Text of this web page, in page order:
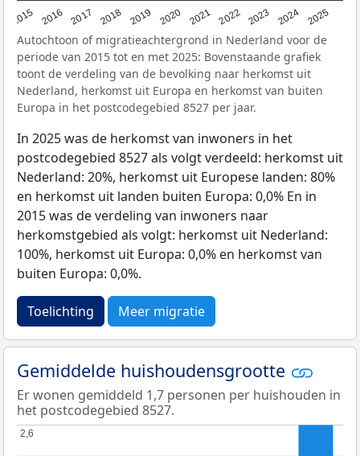
2015 2016 2017 2018 2019 2020 2021 2022 2023 2024 2025
Autochtoon of migratieachtergrond in Nederland voor de
periode van 2015 tot en met 2025: Bovenstaande grafiek
toont de verdeling van de bevolking naar herkomst uit
Nederland, herkomst uit Europa en herkomst van buiten
Europa in het postcodegebied 8527 per jaar.
In 2025 was de herkomst van inwoners in het
postcodegebied 8527 als volgt verdeeld: herkomst uit
Nederland: 20%, herkomst uit Europese landen: 80%
en herkomst uit landen buiten Europa: 0,0% En in
2015 was de verdeling van inwoners naar
herkomstgebied als volgt: herkomst uit Nederland:
100%, herkomst uit Europa: 0,0% en herkomst van
buiten Europa: 0,0%.
Toelichting Meer migratie
Gemiddelde huishoudensgrootte
Er wonen gemiddeld 1,7 personen per huishouden in
het postcodegebied 8527.
2,6
2,6